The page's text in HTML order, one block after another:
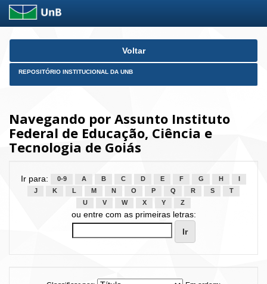
Skip
Voltar
REPOSITÓRIO INSTITUCIONAL DA UNB
Navegando por Assunto Instituto
Federal de Educação, Ciência e
Tecnologia de Goiás
Ir para: 0-9 A B C D E F G H
J
K L M N O P Q R S
T
U
V W X Y Z
ou entre com as primeiras letras: